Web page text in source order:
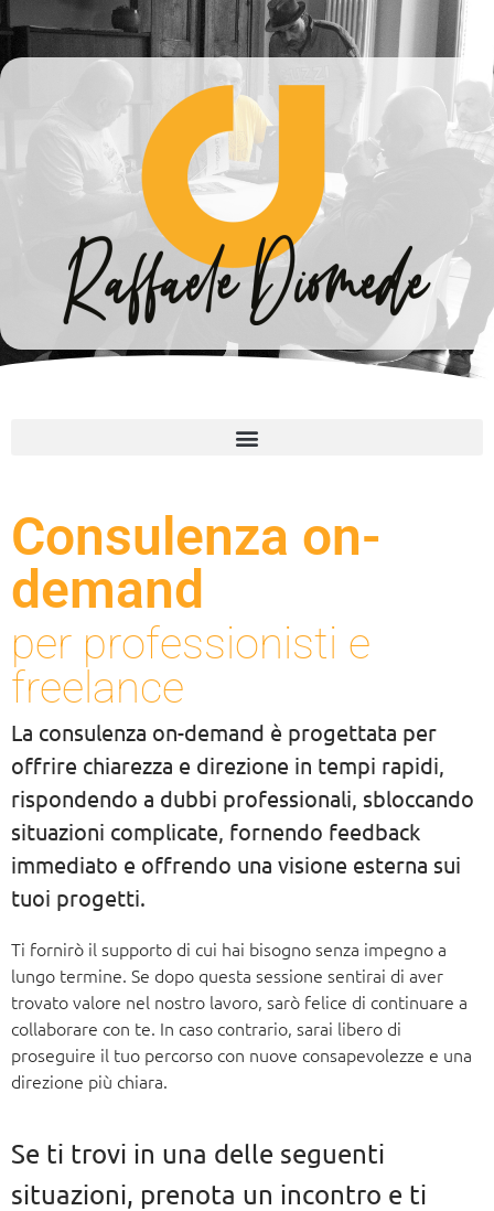
Consulenza on-
demand
per professionisti e
freelance
La consulenza on-demand è progettata per
offrire chiarezza e direzione in tempi rapidi,
rispondendo a dubbi professionali, sbloccando
situazioni complicate, fornendo feedback
immediato e offrendo una visione esterna sui
tuoi progetti.
Ti fornirò il supporto di cui hai bisogno senza impegno a
lungo termine. Se dopo questa sessione sentirai di aver
trovato valore nel nostro lavoro, sarò felice di continuare a
collaborare con te. In caso contrario, sarai libero di
proseguire il tuo percorso con nuove consapevolezze e una
direzione più chiara.
Se ti trovi in una delle seguenti
situazioni, prenota un incontro e ti